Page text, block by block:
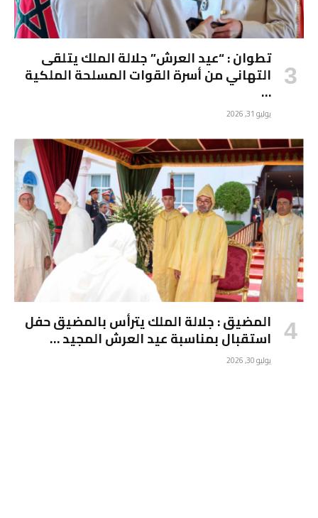
تطوان : “عيد العرش” جلالة الملك يتلقى
التهاني من أسرة القوات المسلحة الملكية
…
يوليو 31, 2026
المضيق : جلالة الملك يترأس بالمضيق حفل
استقبال بمناسبة عيد العرش المجيد …
يوليو 30, 2026